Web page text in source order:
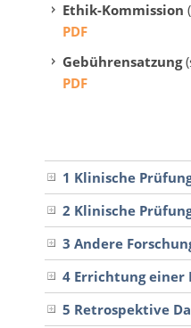
Ethik-Kommission
PDF
Gebührensatzung
PDF
1 Klinische
2 Klinische
3 Andere
4 Errichtung einer
5 Retrospektive